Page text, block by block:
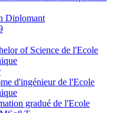
Diplomant
of Science de l'Ecole
d'ingénieur de l'Ecole
gradué de l'Ecole